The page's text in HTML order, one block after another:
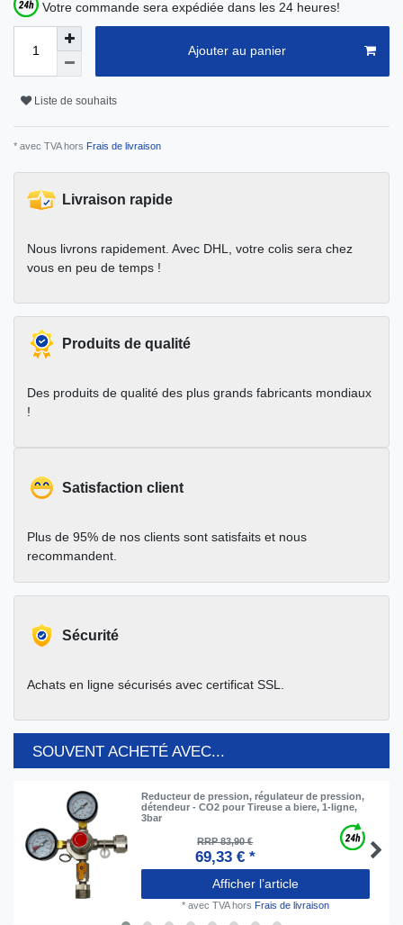
Votre commande sera expédiée dans les 24 heures!
Ajouter au panier
Liste de souhaits
* avec TVA hors Frais de livraison
Livraison rapide
Nous livrons rapidement. Avec DHL, votre colis sera chez
vous en peu de temps !
Produits de qualité
Des produits de qualité des plus grands fabricants mondiaux
!
Satisfaction client
Plus de 95% de nos clients sont satisfaits et nous
recommandent.
Sécurité
Achats en ligne sécurisés avec certificat SSL.
SOUVENT ACHETÉ AVEC...
Reducteur de pression, régulateur de pression,
détendeur - CO2 pour Tireuse a biere, 1-ligne,
3bar
RRP 83,90 €
69,33 € *
Afficher l’article
* avec TVAhors Frais de livraison